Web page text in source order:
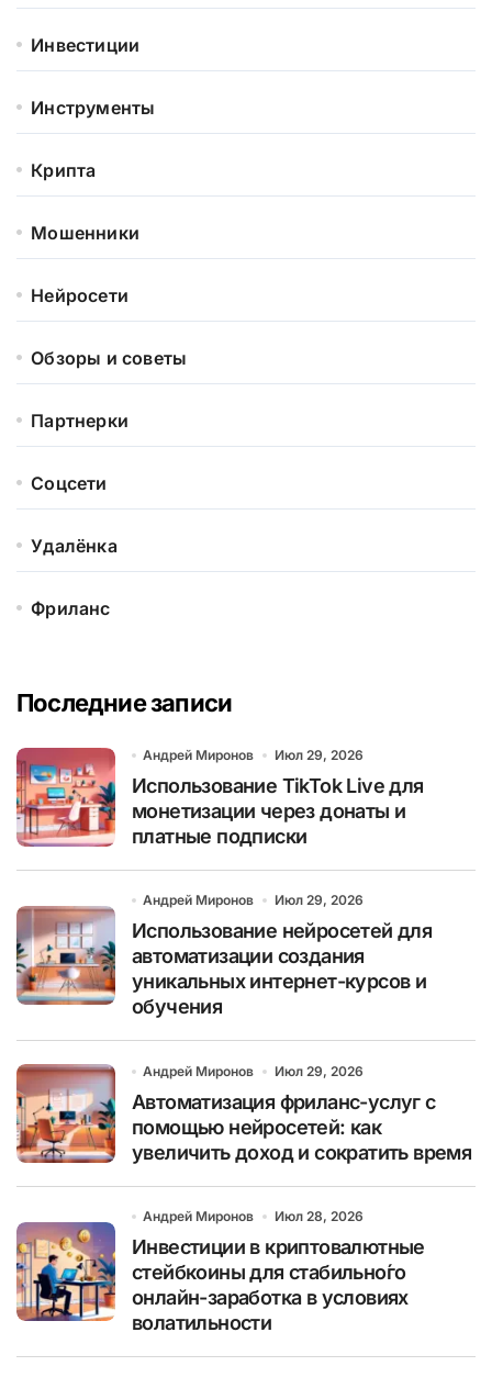
Инвестиции
Инструменты
Крипта
Мошенники
Нейросети
Обзоры и советы
Партнерки
Соцсети
Удалёнка
Фриланс
Последние записи
Андрей Миронов Июл 29, 2026
Использование TikTok Live для
монетизации через донаты и
платные подписки
Андрей Миронов Июл 29, 2026
Использование нейросетей для
автоматизации создания
уникальных интернет-курсов и
обучения
Андрей Миронов Июл 29, 2026
Автоматизация фриланс-услуг с
помощью нейросетей: как
увеличить доход и сократить время
Андрей Миронов Июл 28, 2026
Инвестиции в криптовалютные
стейбкоины для стабильно́го
онлайн-заработка в условиях
волатильности